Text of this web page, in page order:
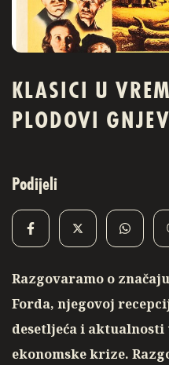
KLASICI U
PLODOVI
Podijeli
Razgovaramo o značaju
Forda, njegovoj
desetljeća i aktualnosti
ekonomske krize.